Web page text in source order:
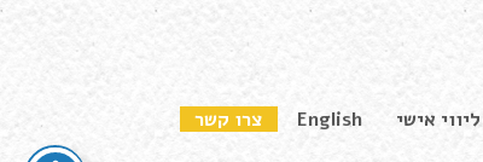
ליווי אישי English צרו קשר